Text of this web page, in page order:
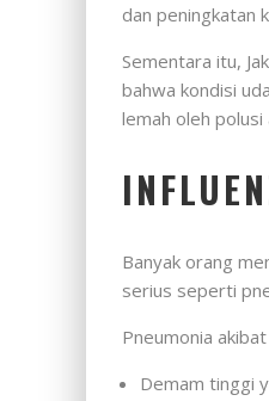
dan peningkatan
Sementara itu,
bahwa kondisi
lemah oleh polusi
Banyak orang
serius seperti
Pneumonia
Demam tinggi